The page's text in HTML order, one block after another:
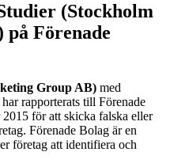
(Stockholm
Förenade
Group AB) med
rapporterats till Förenade
för att skicka falska eller
Förenade Bolag är en
företag att identifiera och